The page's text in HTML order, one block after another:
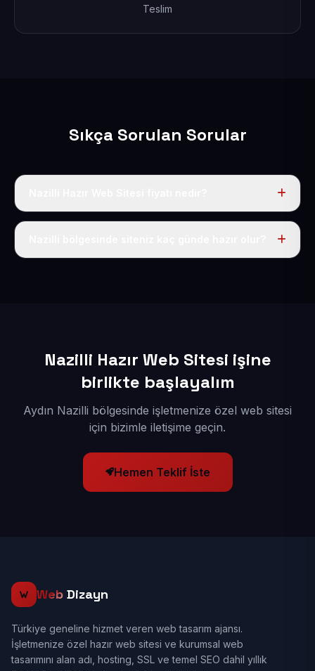
Teslim
Sıkça Sorulan Sorular
Tek fiyat uygulanır: yıllık 50 USD + KDV. Bu bedele alan
Nazilli Hazır Web Sitesi işine
birlikte başlayalım
Aydın Nazilli bölgesinde işletmenize özel web sitesi
için bizimle iletişime geçin.
Hemen Teklif İste
Web Dizayn
Türkiye geneline hizmet veren web tasarım ajansı.
İşletmenize özel hazır web sitesi ve kurumsal web
tasarımını alan adı, hosting, SSL ve temel SEO dahil yıllık